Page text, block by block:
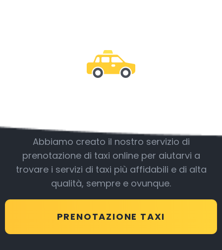
Abbiamo creato il nostro servizio di
prenotazione di taxi online per aiutarvi a
trovare i servizi di taxi più affidabili e di alta
qualità, sempre e ovunque.
PRENOTAZIONE TAXI